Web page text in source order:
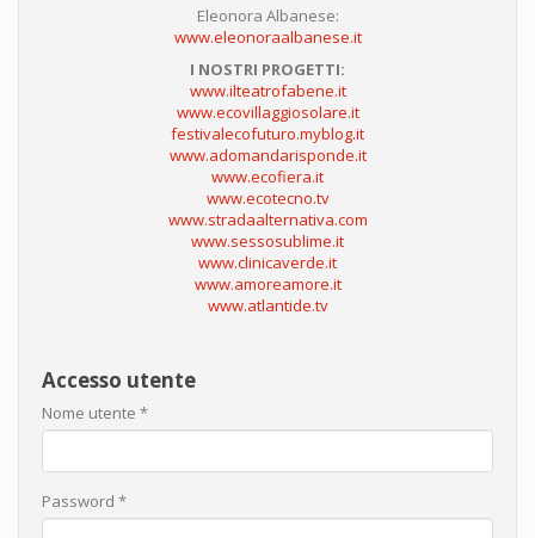
Eleonora Albanese:
www.eleonoraalbanese.it
I NOSTRI PROGETTI:
www.ilteatrofabene.it
www.ecovillaggiosolare.it
festivalecofuturo.myblog.it
www.adomandarisponde.it
www.ecofiera.it
www.ecotecno.tv
www.stradaalternativa.com
www.sessosublime.it
www.clinicaverde.it
www.amoreamore.it
www.atlantide.tv
Accesso utente
Nome utente *
Password *